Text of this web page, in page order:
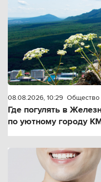
08.08.2026, 10:29 Общество
Где погулять в
по уютному городу